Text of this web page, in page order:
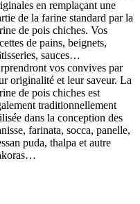
en remplaçant une
de la farine standard par la
de pois chiches. Vos
de pains, beignets,
sauces…
vos convives par
originalité et leur saveur. La
de pois chiches est
traditionnellement
dans la conception des
farinata, socca, panelle,
puda, thalpa et autre